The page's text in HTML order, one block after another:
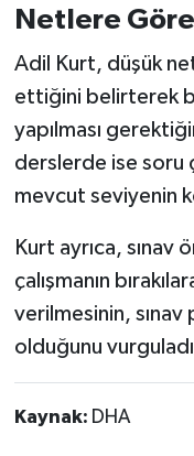
Netlere
Adil Kurt, düşük
ettiğini belirterek
yapılması
derslerde ise soru
mevcut seviyenin
Kurt ayrıca, sınav
çalışmanın
verilmesinin, sınav
olduğunu
Kaynak: DHA